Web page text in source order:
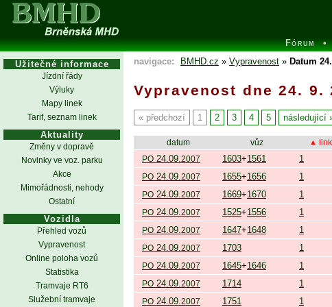
Fórum
Vypravenost dne 24. 9.
předchozí 1 2 3 4 5 následující
datum vůz
PO 24.09.2007 1603+1561 1
PO 24.09.2007 1655+1656 1
PO 24.09.2007 1669+1670 1
PO 24.09.2007 1525+1556 1
PO 24.09.2007 1647+1648 1
PO 24.09.2007 1703 1
PO 24.09.2007 1645+1646 1
PO 24.09.2007 1714 1
PO 24.09.2007 1751 1
Užitečné informace
Jízdní řády
Výluky
Mapy linek
Tarif, seznam linek
Aktuality
Změny v dopravě
Novinky ve voz. parku
Akce
Mimořádnosti, nehody
Ostatní
Vozidla
Přehled vozů
Vypravenost
Online poloha vozů
Statistika
Tramvaje RT6
Služební tramvaje
navigace: BMHD.cz » Vypravenost » Datum